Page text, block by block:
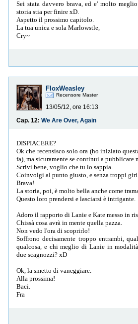
Sei stata davvero brava, ed e' molto
storia stia per finire xD.
Aspetto il prossimo capitolo.
La tua unica e sola Marlowstle,
Cry~
FloxWeasley
Recensore Master
13/05/12, ore 16:13
Cap. 12: We Are Over, Again
DISPIACERE?
Ok che recensisco solo ora (ho iniziato
fa), ma sicuramente se continui a pubblicare
Scrivi bene, voglio che tu lo sappia.
Coinvolgi al punto giusto, e senza troppi giri
Brava!
La storia, poi, è molto bella anche come
Questo loro prendersi e lasciarsi è intrigante.
Adoro il rapporto di Lanie e Kate messo in
Chissà cosa avrà in mente quella pazza.
Non vedo l'ora di scoprirlo!
Soffrono decisamente troppo entrambi,
qualcosa, e chi meglio di Lanie in
due scagnozzi? xD
Ok, la smetto di vaneggiare.
Alla prossima!
Baci.
Fra